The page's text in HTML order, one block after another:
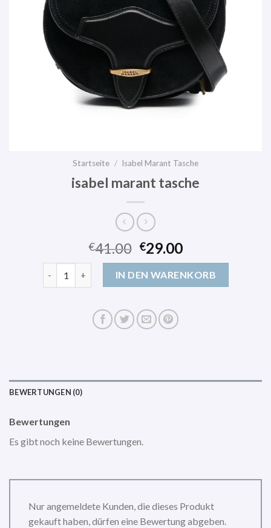
Startseite / Isabel Marant Tasche
isabel marant tasche
€41.00 €29.00
isabel marant tasche MengeIN DEN WARENKORB
BEWERTUNGEN (0)
Bewertungen
Es gibt noch keine Bewertungen.
Nur angemeldete Kunden, die dieses Produkt
gekauft haben, dürfen eine Bewertung abgeben.